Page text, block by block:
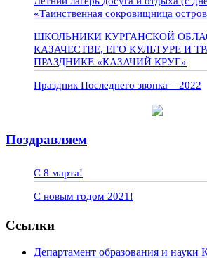
«Таинственная сокровищница
ШКОЛЬНИКИ КУРГАНСКОЙ
КАЗАЧЕСТВЕ, ЕГО КУЛЬТУРЕ И
ПРАЗДНИКЕ «КАЗАЧИЙ КРУГ»
Праздник Последнего звонка – 2022
Поздравляем
С 8 марта!
С новым годом 2021!
Ссылки
Департамент образования и науки